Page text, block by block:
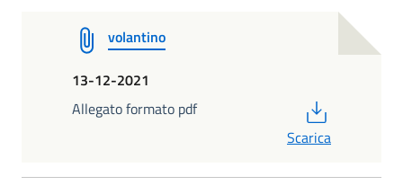
volantino
13-12-2021
Allegato formato pdf
Scarica